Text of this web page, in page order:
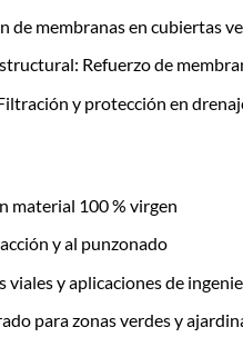
de membranas en cubiertas
Refuerzo de
y protección en
material 100 % virgen
y al punzonado
viales y aplicaciones de
para zonas verdes y